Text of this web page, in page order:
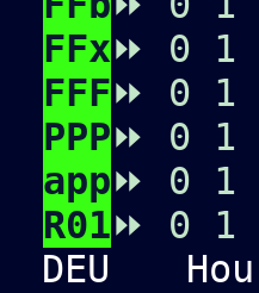
FFx⏩ 0 1
FFF⏩ 0 1
PPP⏩ 0 1
app⏩ 0 1
R01⏩ 0 1
DEU